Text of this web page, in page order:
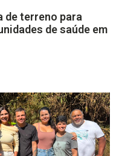
de terreno para
de saúde em